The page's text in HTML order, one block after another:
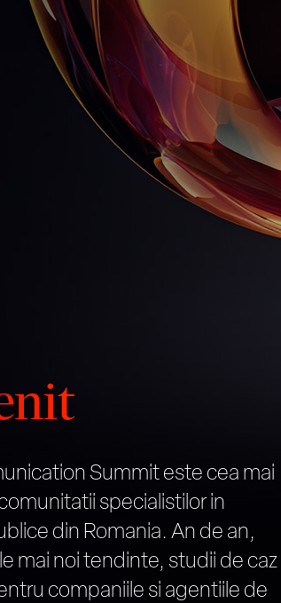
Summit este cea mai
specialistilor in
din Romania. An de an,
mai noi tendinte, studii de caz
companiile si agentiile de